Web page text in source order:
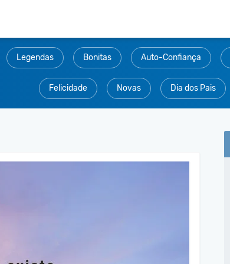
Legendas Bonitas Auto-Confiança
Felicidade Novas Dia dos Pais